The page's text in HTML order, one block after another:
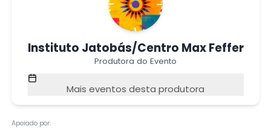
Instituto Jatobás/Centro Max Feffer
Produtora do Evento
Mais eventos desta produtora
Apoiado por: